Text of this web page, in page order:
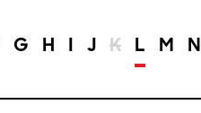
G H I J K L M N